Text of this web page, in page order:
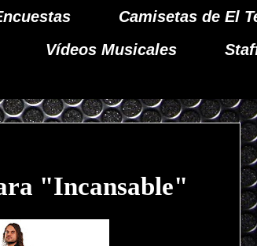
Camisetas de El
Vídeos Musicales
"Incansable"